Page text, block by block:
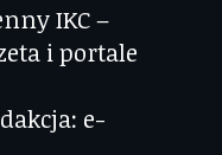
IKC –
i portale
e-